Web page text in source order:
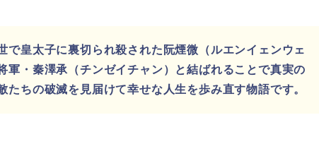
で皇太子に裏切られ殺された阮煙微（ルエンイェンウェ
軍・秦澤承（チンゼイチャン）と結ばれることで真実の
たちの破滅を見届けて幸せな人生を歩み直す物語です。